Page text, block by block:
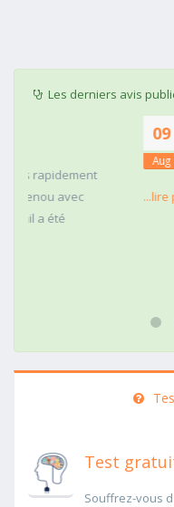
Les derniers avis
Avis sur
Vaut le
...lire plus
Test
Souffrez-vous